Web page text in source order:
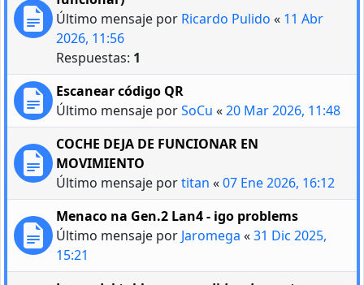
Último mensaje por Ricardo Pulido « 11 Abr
2026, 11:56
Respuestas: 1
Escanear código QR
Último mensaje porSoCu «20 Mar 2026, 11:48
COCHE DEJA DE FUNCIONAR EN
MOVIMIENTO
Último mensaje portitan «07 Ene 2026, 16:12
Menaco na Gen.2 Lan4 - igo problems
Último mensaje por Jaromega «31 Dic 2025,
15:21